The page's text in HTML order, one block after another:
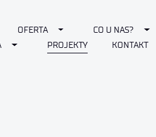
Dropdown
OFERTA Toggle Dropdown
CO U NAS?
Toggle Dropdown
PROJEKTY KONTAKT